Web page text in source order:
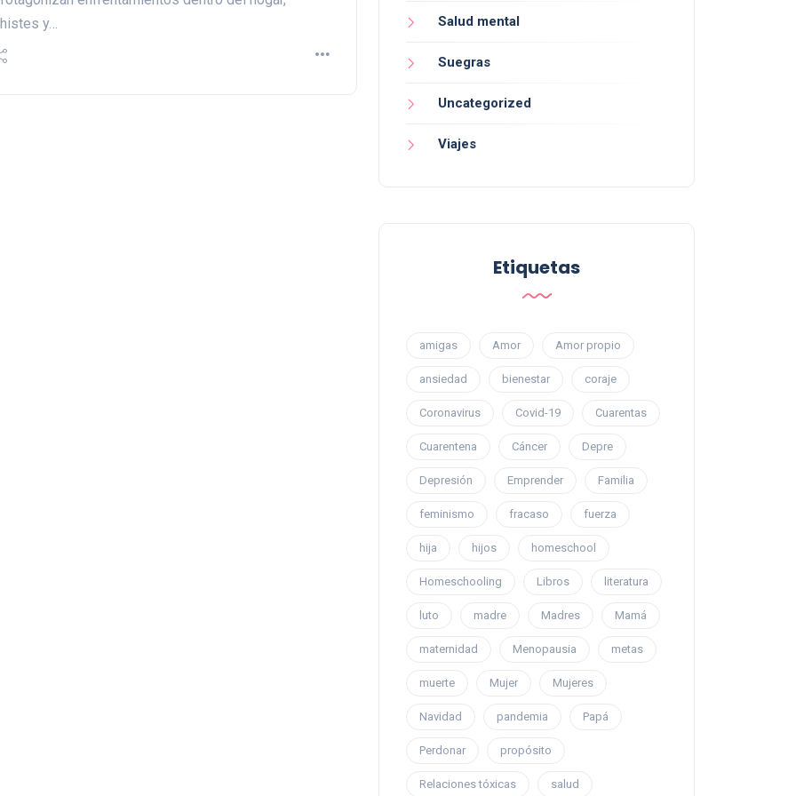
y…
Salud mental
Suegras
Uncategorized
Viajes
Etiquetas
amigas Amor Amor propio
ansiedad bienestar coraje
Coronavirus Covid-19 Cuarentas
Cuarentena Cáncer Depre
Depresión Emprender Familia
feminismo fracaso fuerza
hija hijos homeschool
Homeschooling Libros literatura
luto madre Madres Mamá
maternidad Menopausia metas
muerte Mujer Mujeres
Navidad pandemia Papá
Perdonar propósito
Relaciones tóxicas salud